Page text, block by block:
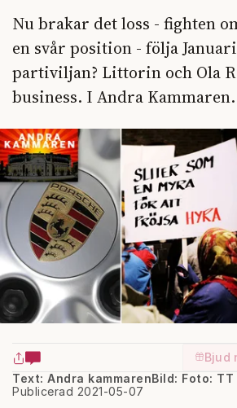
Nu brakar det loss - fighten
en svår position - följa
partiviljan? Littorin och Ola
business. I Andra Kammaren.
Bjud
Text: Andra kammaren
Publicerad 2021-05-07
Bild: Foto: TT